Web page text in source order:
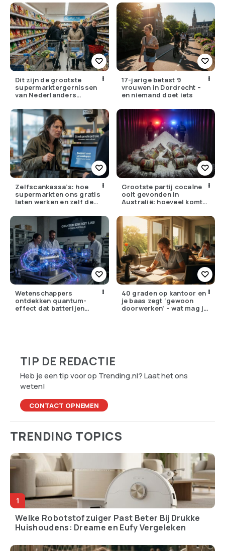
Dit zijn de grootste
supermarktergernissen
van Nederlanders
17-jarige betast 9
vrouwen in Dordrecht –
en niemand doet iets
Zelfscankassa’s: hoe
supermarkten ons gratis
laten werken en zelf de
Grootste partij cocaïne
ooit gevonden in
Australië: hoeveel komt
binnen?
Wetenschappers
ontdekken quantum-
effect dat batterijen
40 graden op kantoor en
je baas zegt ‘gewoon
doorwerken’ – wat mag je
TIP DE REDACTIE
Heb je een tip voor op Trending.nl? Laat het ons
weten!
CONTACT OPNEMEN
TRENDING TOPICS
Welke Robotstofzuiger Past Beter Bij Drukke
Huishoudens: Dreame en Eufy Vergeleken